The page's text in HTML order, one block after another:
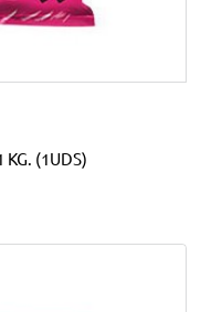
1 KG. (1UDS)